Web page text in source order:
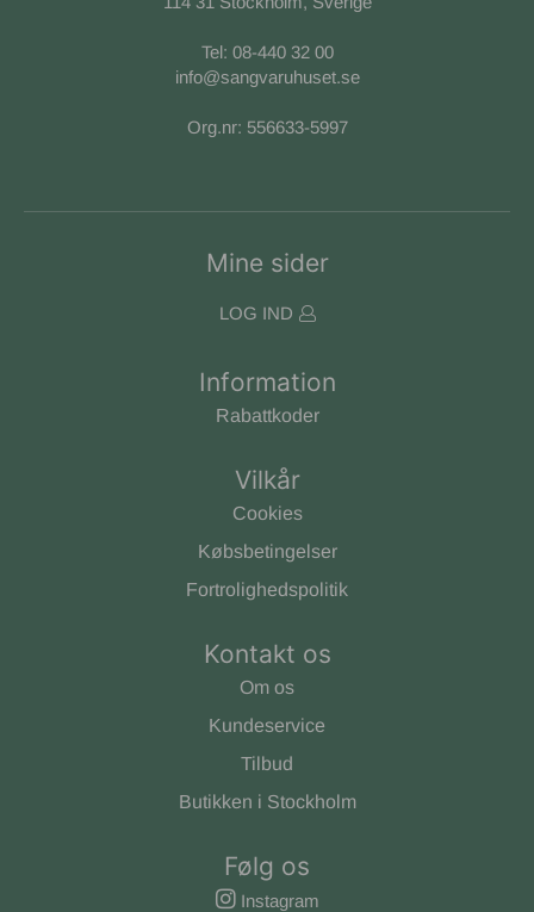
Tel: 08-440 32 00
info@sangvaruhuset.se
Org.nr: 556633-5997
Mine sider
LOG IND
Information
Rabattkoder
Vilkår
Cookies
Købsbetingelser
Fortrolighedspolitik
Kontakt os
Om os
Kundeservice
Tilbud
Butikken i Stockholm
Følg os
Instagram